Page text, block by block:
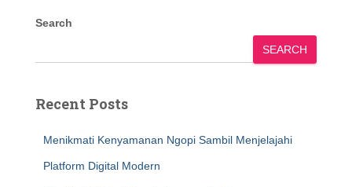
Search
SEARCH
Recent Posts
Menikmati Kenyamanan Ngopi Sambil Menjelajahi
Platform Digital Modern